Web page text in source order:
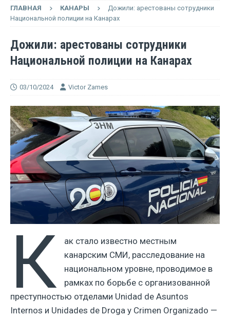
ГЛАВНАЯ КАНАРЫ
Дожили: арестованы сотрудники
Национальной полиции на Канарах
Дожили: арестованы сотрудники
Национальной полиции на Канарах
03/10/2024 Victor Zames
К
ак стало известно местным
канарским СМИ, расследование на
национальном уровне, проводимое в
рамках по борьбе с организованной
преступностью отделами Unidad de Asuntos
Internos и Unidades de Droga y Crimen Organizado —